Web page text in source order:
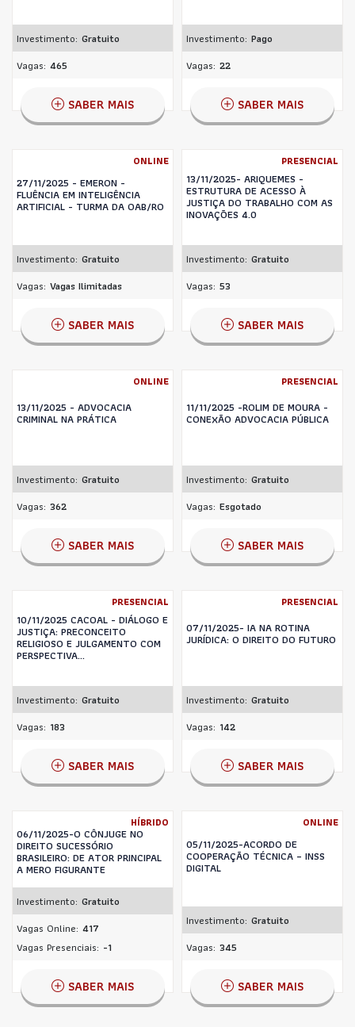
Investimento: Gratuito
Vagas: 465
SABER MAIS
Investimento: Pago
Vagas: 22
SABER MAIS
ONLINE
27/11/2025 - EMERON -
FLUÊNCIA EM INTELIGÊNCIA
ARTIFICIAL - TURMA DA OAB/RO
Investimento: Gratuito
Vagas: Vagas Ilimitadas
SABER MAIS
PRESENCIAL
13/11/2025- ARIQUEMES -
ESTRUTURA DE ACESSO À
JUSTIÇA DO TRABALHO COM AS
INOVAÇÕES 4.0
Investimento: Gratuito
Vagas: 53
SABER MAIS
ONLINE
13/11/2025 - ADVOCACIA
CRIMINAL NA PRÁTICA
Investimento: Gratuito
Vagas: 362
SABER MAIS
PRESENCIAL
11/11/2025 -ROLIM DE MOURA -
CONEXÃO ADVOCACIA PÚBLICA
Investimento: Gratuito
Vagas: Esgotado
SABER MAIS
PRESENCIAL
10/11/2025 CACOAL - DIÁLOGO E
JUSTIÇA: PRECONCEITO
RELIGIOSO E JULGAMENTO COM
PERSPECTIVA...
Investimento: Gratuito
Vagas: 183
SABER MAIS
PRESENCIAL
07/11/2025- IA NA ROTINA
JURÍDICA: O DIREITO DO FUTURO
Investimento: Gratuito
Vagas: 142
SABER MAIS
HÍBRIDO
06/11/2025-O CÔNJUGE NO
DIREITO SUCESSÓRIO
BRASILEIRO: DE ATOR PRINCIPAL
A MERO FIGURANTE
Investimento: Gratuito
Vagas Online: 417
Vagas Presenciais: -1
SABER MAIS
ONLINE
05/11/2025-ACORDO DE
COOPERAÇÃO TÉCNICA – INSS
DIGITAL
Investimento: Gratuito
Vagas: 345
SABER MAIS